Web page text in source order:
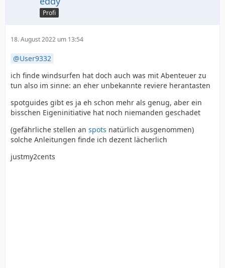
Profi
18. August 2022 um 13:54
User9332
ich finde windsurfen hat doch auch was mit Abenteuer zu
tun also im sinne: an eher unbekannte reviere herantasten
spotguides gibt es ja eh schon mehr als genug, aber ein
bisschen Eigeninitiative hat noch niemanden geschadet
(gefährliche stellen an spots natürlich ausgenommen)
solche Anleitungen finde ich dezent lächerlich
justmy2cents